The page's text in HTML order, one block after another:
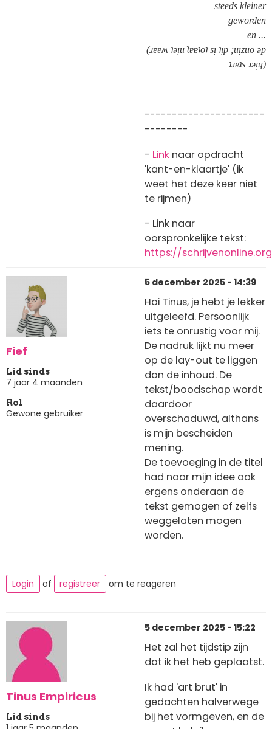
steeds kleiner
geworden
en ...
(ɹɐɐʍ ʇǝᴉu ʅɐɐʇoʇ sᴉ ʇᴉp ;uᴉzuo ǝp
ʇɹɐʇs ɹǝᴉɥ)
----------------------
--------
- Link naar opdracht
'kant-en-klaartje' (ik
weet het deze keer niet
te rijmen)
- Link naar
oorspronkelijke tekst:
https://
Fief
Lid sinds
7 jaar 4 maanden
Rol
Gewone gebruiker
5 december 2025 - 14:39
Hoi Tinus, je hebt je lekker
uitgeleefd. Persoonlijk
iets te onrustig voor mij.
De nadruk lijkt nu meer
op de lay-out te liggen
dan de inhoud. De
tekst/boodschap wordt
daardoor
overschaduwd, althans
is mijn bescheiden
mening.
De toevoeging in de titel
had naar mijn idee ook
ergens onderaan de
tekst gemogen of zelfs
weggelaten mogen
worden.
Login of registreer om te reageren
Tinus Empiricus
Lid sinds
5 december 2025 - 15:22
Het zal het tijdstip zijn
dat ik het heb geplaatst.
Ik had 'art brut' in
gedachten halverwege
bij het vormgeven, en de